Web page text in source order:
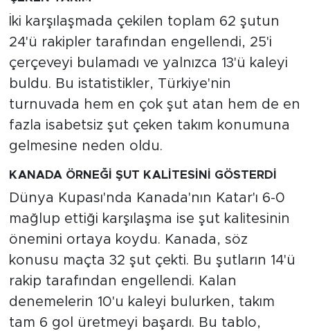
İki karşılaşmada çekilen toplam 62 şutun
24'ü rakipler tarafından engellendi, 25'i
çerçeveyi bulamadı ve yalnızca 13'ü kaleyi
buldu. Bu istatistikler, Türkiye'nin
turnuvada hem en çok şut atan hem de en
fazla isabetsiz şut çeken takım konumuna
gelmesine neden oldu.
KANADA ÖRNEĞİ ŞUT KALİTESİNİ GÖSTERDİ
Dünya Kupası'nda Kanada'nın Katar'ı 6-0
mağlup ettiği karşılaşma ise şut kalitesinin
önemini ortaya koydu. Kanada, söz
konusu maçta 32 şut çekti. Bu şutların 14'ü
rakip tarafından engellendi. Kalan
denemelerin 10'u kaleyi bulurken, takım
tam 6 gol üretmeyi başardı. Bu tablo,